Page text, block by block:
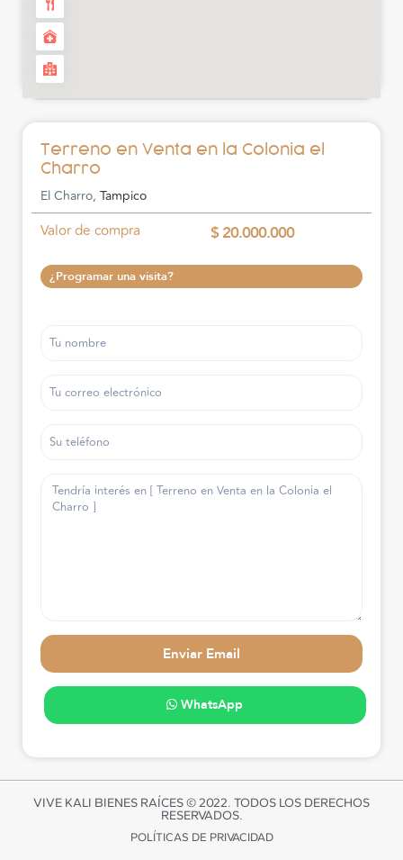
Terreno en Venta en la Colonia el
Charro
El Charro, Tampico
Valor de compra $ 20.000.000
¿Programar una visita?
WhatsApp
VIVE KALI BIENES RAÍCES © 2022. TODOS LOS DERECHOS
RESERVADOS.
POLÍTICAS DE PRIVACIDAD